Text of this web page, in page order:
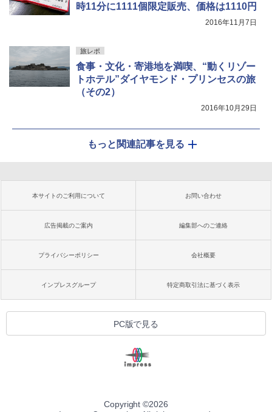
時11分に1111個限定販売、価格は1110円
2016年11月7日
旅レポ
食事・文化・寄港地を満喫、“動くリゾー
トホテル”ダイヤモンド・プリンセスの旅
（その2）
2016年10月29日
もっと関連記事を見る
本サイトのご利用について お問い合わせ
広告掲載のご案内 編集部へのご連絡
プライバシーポリシー 会社概要
インプレスグループ 特定商取引法に基づく表示
PC版で見る
Copyright ©2026